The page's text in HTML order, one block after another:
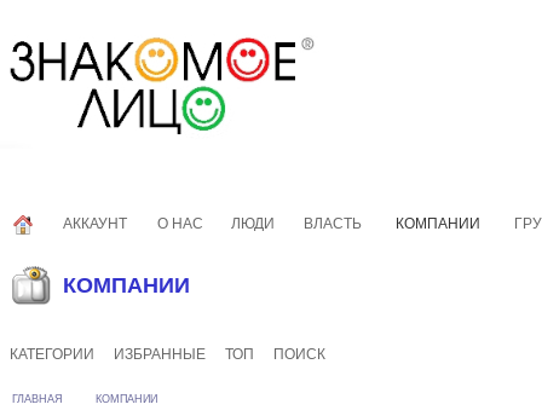
АККАУНТ О НАС ЛЮДИ ВЛАСТЬ КОМПАНИИ
КОМПАНИИ
КАТЕГОРИИ ИЗБРАННЫЕ ТОП ПОИСК
ГЛАВНАЯ КОМПАНИИ